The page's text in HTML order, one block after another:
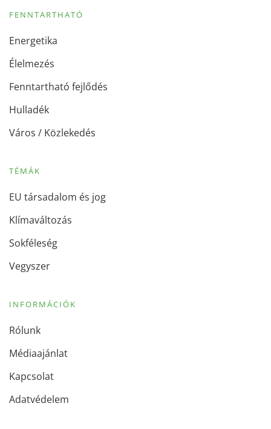
FENNTARTHATÓ
Energetika
Élelmezés
Fenntartható fejlődés
Hulladék
Város / Közlekedés
TÉMÁK
EU társadalom és jog
Klímaváltozás
Sokféleség
Vegyszer
INFORMÁCIÓK
Rólunk
Médiaajánlat
Kapcsolat
Adatvédelem